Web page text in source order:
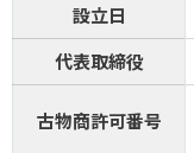
設立日
代表取締役
古物商許可番号